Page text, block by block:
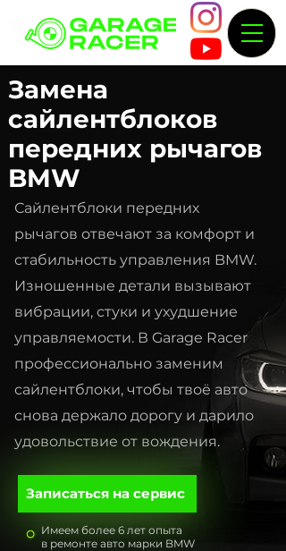
Замена
сайлентблоков
передних рычагов
BMW
Сайлентблоки передних
рычагов отвечают за комфорт и
стабильность управления BMW.
Изношенные детали вызывают
вибрации, стуки и ухудшение
управляемости. В Garage Racer
профессионально заменим
сайлентблоки, чтобы твоё авто
снова держало дорогу и дарило
удовольствие от вождения.
Записаться на сервис
Имеем более 6 лет опыта
в ремонте авто марки BMW